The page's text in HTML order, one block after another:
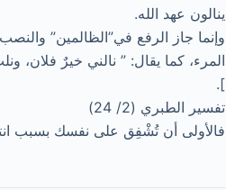
ينالون عهد الله.
وإنما جاز الرفع في”الظالمين”
المرء، كما يقال: ” نالني خيرٌ فلان،
].
تفسير الطبري (2/ 24)
فالأولى أن تُشْفِق على نفسك بسبب